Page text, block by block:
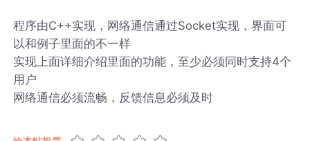
程序由C++实现，网络通信通过Socket实现，界面可
以和例子里面的不一样
实现上面详细介绍里面的功能，至少必须同时支持4个
用户
网络通信必须流畅，反馈信息必须及时